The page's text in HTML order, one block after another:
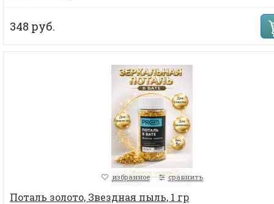
348 руб.
избранное сравнить
Поталь золото, Звездная пыль, 1 гр